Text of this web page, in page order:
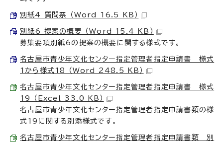
別紙4 質問票 （Word 16.5 KB）
別紙6 提案の概要 （Word 15.4 KB）
募集要項別紙6の提案の概要に関する様式です。
名古屋市青少年文化センター指定管理者指定申請書 様式
1から様式18 （Word 248.5 KB）
名古屋市青少年文化センター指定管理者指定申請書 様式
19 （Excel 33.0 KB）
名古屋市青少年文化センター指定管理者指定申請書類の様
式19に関する別添様式です。
名古屋市青少年文化センター指定管理者指定申請書類 別